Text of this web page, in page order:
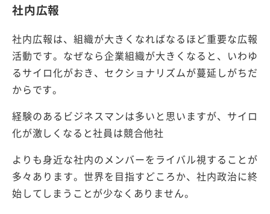
社内広報
社内広報は、組織が大きくなればなるほど重要な広報
活動です。なぜなら企業組織が大きくなると、いわゆ
るサイロ化がおき、セクショナリズムが蔓延しがちだ
からです。
経験のあるビジネスマンは多いと思いますが、サイロ
化が激しくなると社員は競合他社
よりも身近な社内のメンバーをライバル視することが
多々あります。世界を目指すどころか、社内政治に終
始してしまうことが少なくありません。